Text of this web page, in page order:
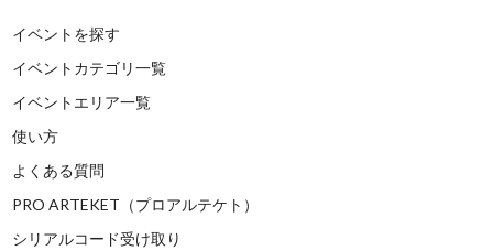
イベントを探す
イベントカテゴリ一覧
イベントエリア一覧
使い方
よくある質問
PRO ARTEKET（プロアルテケト）
シリアルコード受け取り